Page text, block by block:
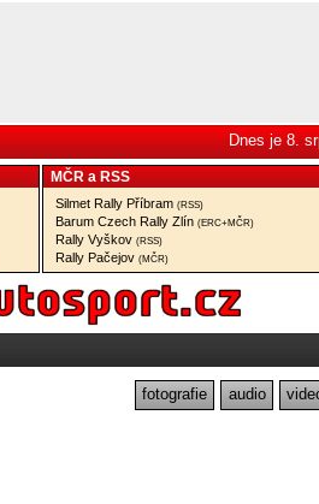
Dnes je 8.
MČR a RSS
Silmet Rally Příbram (RSS)
Barum Czech Rally Zlín (ERC+MČR)
Rally Vyškov (RSS)
Rally Pačejov (MČR)
fotografie audio